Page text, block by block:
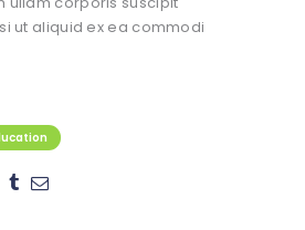
ut aliquid ex ea commodi